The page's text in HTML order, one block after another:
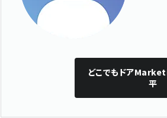
どこでもドア
平